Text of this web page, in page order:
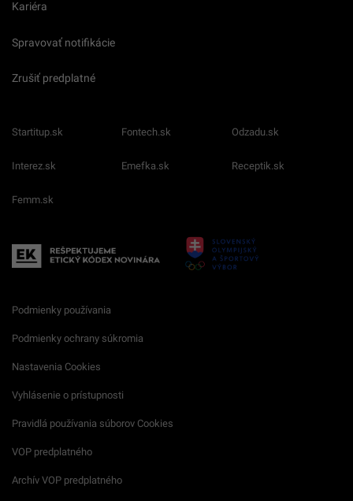
Kariéra
Spravovať notifikácie
Zrušiť predplatné
Startitup.sk Fontech.sk Odzadu.sk
Interez.sk Emefka.sk Receptik.sk
Femm.sk
Podmienky používania
Podmienky ochrany súkromia
Nastavenia Cookies
Vyhlásenie o prístupnosti
Pravidlá používania súborov Cookies
VOP predplatného
Archív VOP predplatného